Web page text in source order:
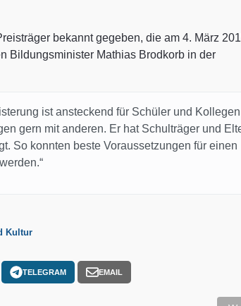
bekannt gegeben, die am 4. März
Bildungsminister Mathias Brodkorb in der
ist ansteckend für Schüler und
gern mit anderen. Er hat Schulträger und
So konnten beste Voraussetzungen für einen
Kultur
TELEGRAM EMAIL